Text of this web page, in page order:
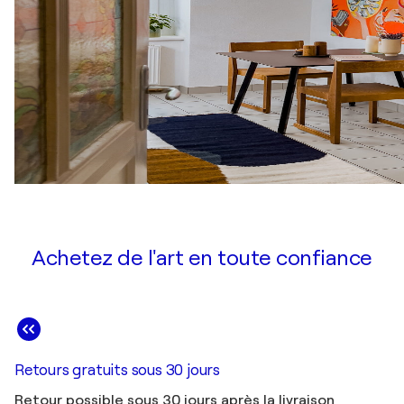
Achetez de l'art en toute confiance
Retours gratuits sous 30 jours
Retour possible sous 30 jours après la livraison